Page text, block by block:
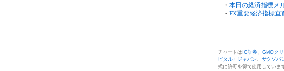
・ 本日の経済指標メ
・ FX重要経済指標直
チャートはIG証券 GMOク
ピタル・ジャパン
サクソバ
式に許可を得て使用していま